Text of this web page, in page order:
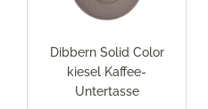
Dibbern Solid Color
kiesel Kaffee-
Untertasse